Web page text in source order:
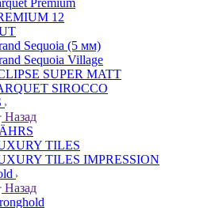
Premium
12
Sequoia (5 мм)
Sequoia Village
SUPER MATT
SIROCCO
Назад
TILES
TILES IMPRESSION
Назад